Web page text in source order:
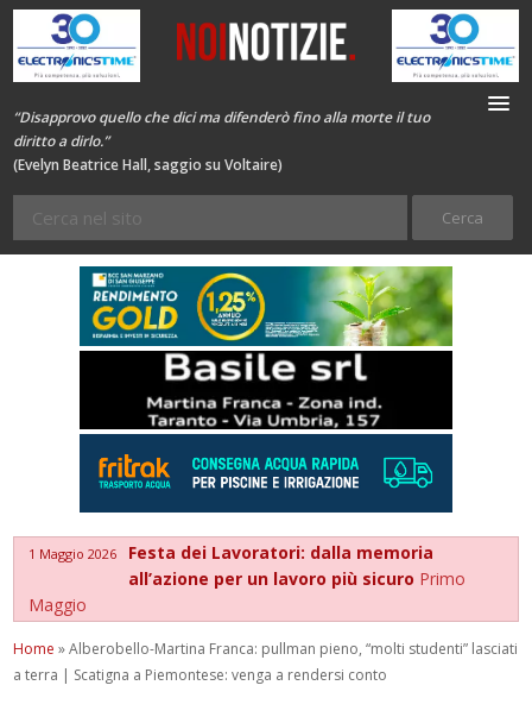
“Disapprovo quello che dici ma difenderò fino alla morte il tuo
diritto a dirlo.”
(Evelyn Beatrice Hall, saggio su Voltaire)
1 Maggio 2026
Festa dei Lavoratori: dalla memoria
all’azione per un lavoro più sicuro Primo
Maggio
Home »Alberobello-Martina Franca: pullman pieno, “molti studenti” lasciati
a terra | Scatigna a Piemontese: venga a rendersi conto